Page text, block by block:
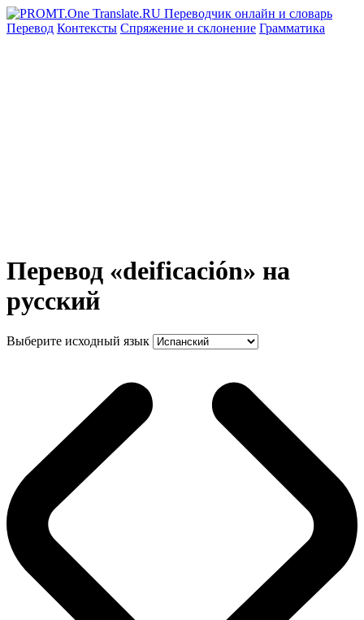
Перевод Контексты Спряжение и склонение Грамматика
Перевод «deificación» на
русский
Выберите исходный язык